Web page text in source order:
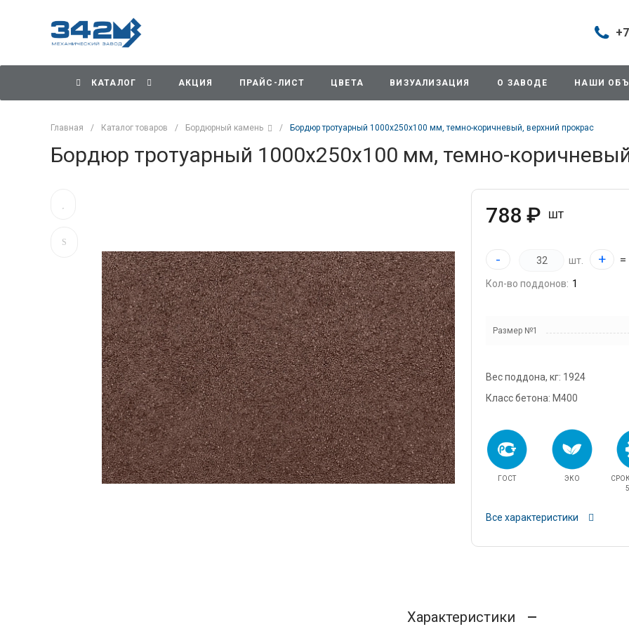
+7
г.
д.11/
+7
+7
г.
КАТАЛОГ АКЦИЯ ПРАЙС-ЛИСТ ЦВЕТА ВИЗУАЛИЗАЦИЯ О ЗАВОДЕ НАШИ
Главная / Каталог товаров / Бордюрный камень / Бордюр тротуарный 1000х250х100 мм, темно-коричневый, верхний прокрас
Бордюр тротуарный 1000х250х100 мм, темно-
788 ₽ шт
- шт. + =
Кол-во поддонов:
Размер №1
Вес поддона, кг: 1924
Класс бетона: М400
ГОСТ ЭКО
Все характеристики
Характеристики